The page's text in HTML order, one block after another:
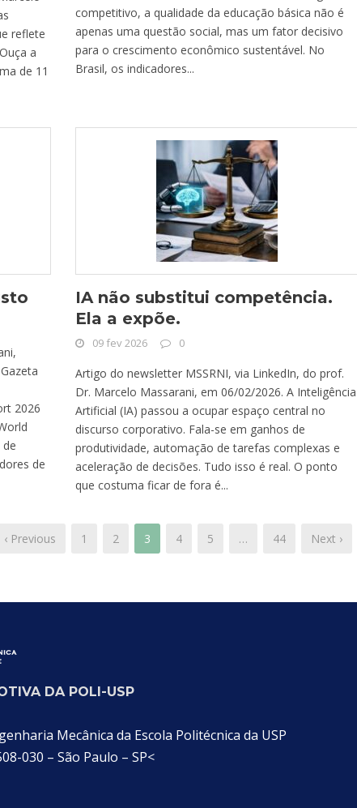
reflete
a
de 11
competitivo, a qualidade da educação básica não é
apenas uma questão social, mas um fator decisivo
para o crescimento econômico sustentável. No
Brasil, os indicadores...
2026
de
IA não substitui competência.
Ela a expõe.
09 fev 2026 0
Artigo do newsletter MSSRNI, via LinkedIn, do prof.
Dr. Marcelo Massarani, em 06/02/2026. A Inteligência
Artificial (IA) passou a ocupar espaço central no
discurso corporativo. Fala-se em ganhos de
produtividade, automação de tarefas complexas e
aceleração de decisões. Tudo isso é real. O ponto
que costuma ficar de fora é...
‹ Previous 1 2 3 4 5 … 44 Next ›
DA POLI-USP
Mecânica da Escola Politécnica da USP
030 – São Paulo – SP<